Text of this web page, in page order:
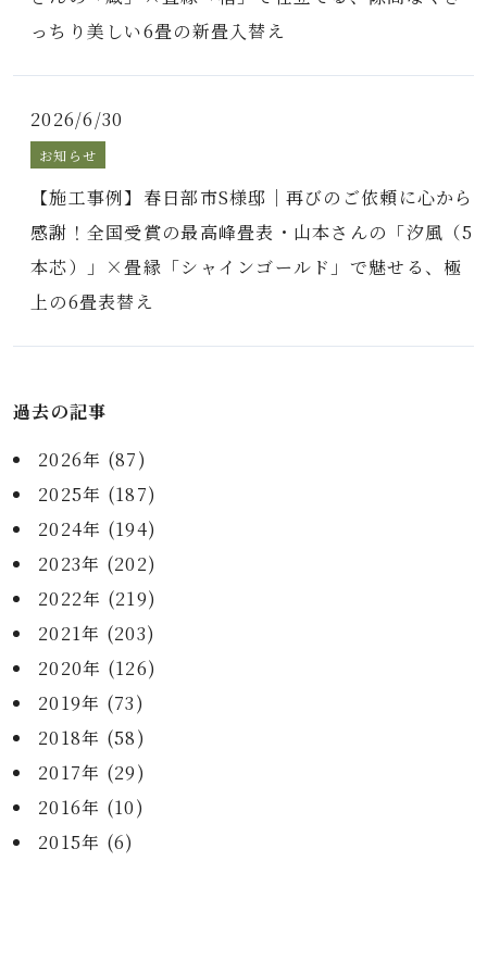
っちり美しい6畳の新畳入替え
2026/6/30
お知らせ
【施工事例】春日部市S様邸｜再びのご依頼に心から
感謝！全国受賞の最高峰畳表・山本さんの「汐風（5
本芯）」×畳縁「シャインゴールド」で魅せる、極
上の6畳表替え
過去の記事
2026年 (87)
2025年 (187)
2024年 (194)
2023年 (202)
2022年 (219)
2021年 (203)
2020年 (126)
2019年 (73)
2018年 (58)
2017年 (29)
2016年 (10)
2015年 (6)